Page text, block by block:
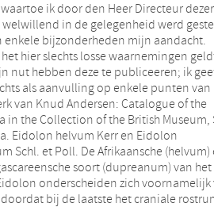
ik door den Heer Directeur dezer
in de gelegenheid werd
bijzonderheden mijn aandacht.
hier slechts losse waarnemingen
nut hebben deze te publiceeren; ik
als aanvulling op enkele punten van
van Knud Andersen: Catalogue of the
in the Collection of the British Museum,
Eidolon helvum Kerr en Eidolon
Schl. et Poll. De Afrikaansche (helvum)
soort (dupreanum) van het
onderscheiden zich voornamelijk
bij de laatste het craniale
hoektand tot laatste kies (m2); terwijl bij
deze afstand iets korter is dan de rij
E. dupreanum een weinig grooter. Ik kan
toevoegen, afgaande op het
zijnde materiaal, dat er een
tusschen den vorm der onderkaak
nl. van het deel van den achterrand,
beneden den condylus. Zooals
der bijgevoegde lijnteekeningen blijkt,
dupreanum (A) deze rand bijna recht
vervolgens afgerond over te gaan in den
Bij E. helvum (B) daarentegen is
randgedeelte sterk ingebogen;